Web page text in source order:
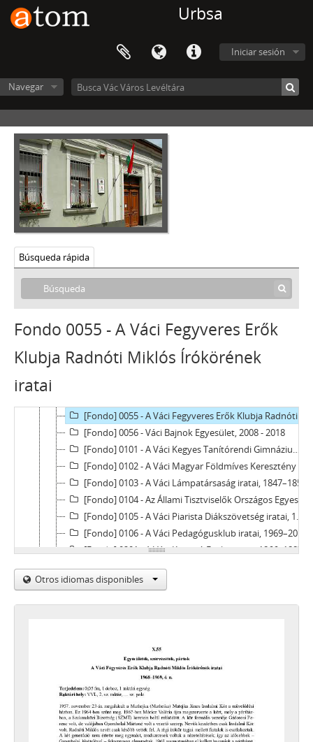
Urbsa
Iniciar sesión
Navegar
Búsqueda rápida
Fondo 0055 - A Váci Fegyveres Erők
Klubja Radnóti Miklós Írókörének
iratai
Vác Város Levéltára, 1612 - 2016
V - MEZŐVÁROSOK, RENDEZETT TANÁCSÚ VÁROSOK, KÖZSÉGEK, 1612–1952
VIII - TANINTÉZETEK, INTÉZMÉNYEK, 1773–2006
IX - TESTÜLETEK, 1705–1970
[Fondo] 0001 - A Tulipán Szövetség Váci és Vácvidéki Magyar Védőegyesület iratai, 1907–1914
[Fondo] 0051 - A Váci Lövészegylet iratai, 1897–1924
[Fondo] 0052 - A Váci Kegyes Tanítórendi Gimnázium Sportkörének (evezős szakosztály) iratai, 1936–1944
[Fondo] 0055 - A Váci Fegyveres Erők Klubja Radnóti Miklós Írókörének iratai, 1968–1969
[Fondo] 0056 - Váci Bajnok Egyesület, 2008 - 2018
[Fondo] 0101 - A Váci Kegyes Tanítórendi Gimnázium 192. sz. Erdősi Imre Cserkészcsapatának iratai, 1920–1947
[Fondo] 0102 - A Váci Magyar Földmíves Keresztény Társaság iratai, 1821–1831
[Fondo] 0103 - A Váci Lámpatársaság iratai, 1847–1856
[Fondo] 0104 - Az Állami Tisztviselők Országos Egyesülete váci körének iratai, 1907–1913
[Fondo] 0105 - A Váci Piarista Diákszövetség iratai, 1928
[Fondo] 0106 - A Váci Pedagógusklub iratai, 1969–2019
[Fondo] 0201 - A Váci Kaszinó Egylet iratai, 1866–1887
[Fondo] 0202 - A Vácvidéki Egyetemi Ifjak Körének iratai, 1889–1892
[Fondo] 0203 - A Siketnémákat Gyámolító Váci Egyesület iratai, 1908–1949
XI - GAZDASÁGI SZERVEK, 1876–1956
XII - EGYHÁZI SZERVEZETEK, INTÉZMÉNYEK, 1764 –1950
XIII - CSALÁDOK, 1821–2007
XIV - SZEMÉLYEK, 1800–2016
XV - GYŰJTEMÉNYEK, 1074–2016
XVI - A NÉPKÖZTÁRSASÁG ÉS A TANÁCSKÖZTÁRSASÁG FORRADALMI SZERVEI, 1919
Otros idiomas disponibles